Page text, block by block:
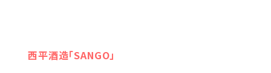
西平酒造「SANGO」